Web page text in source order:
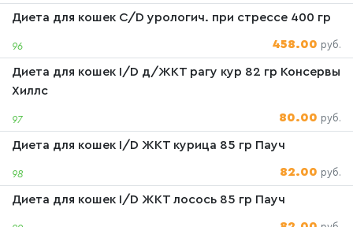
96
Диета для кошек C/D урологич. при стрессе 400 гр
458.00 руб.
97
Диета для кошек I/D д/ЖКТ рагу кур 82 гр Консервы
Хиллс
80.00 руб.
98
Диета для кошек I/D ЖКТ курица 85 гр Пауч
82.00 руб.
Диета для кошек I/D ЖКТ лосось 85 гр Пауч